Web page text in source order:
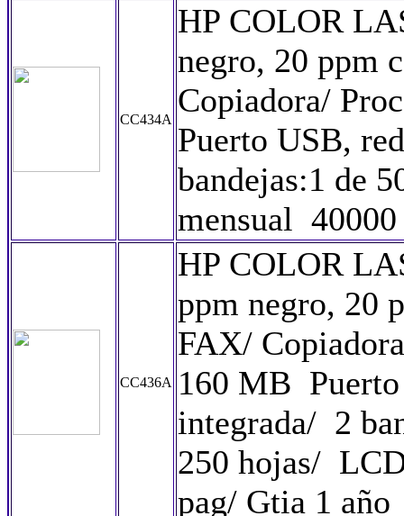
CC434A
HP COLOR
negro, 20 ppm
Copiadora/
Puerto USB,
bandejas:1 de
mensual
CC436A
HP COLOR
ppm negro, 20
FAX/
160 MB
integrada/ 2
250 hojas/
pag/ Gtia 1 año